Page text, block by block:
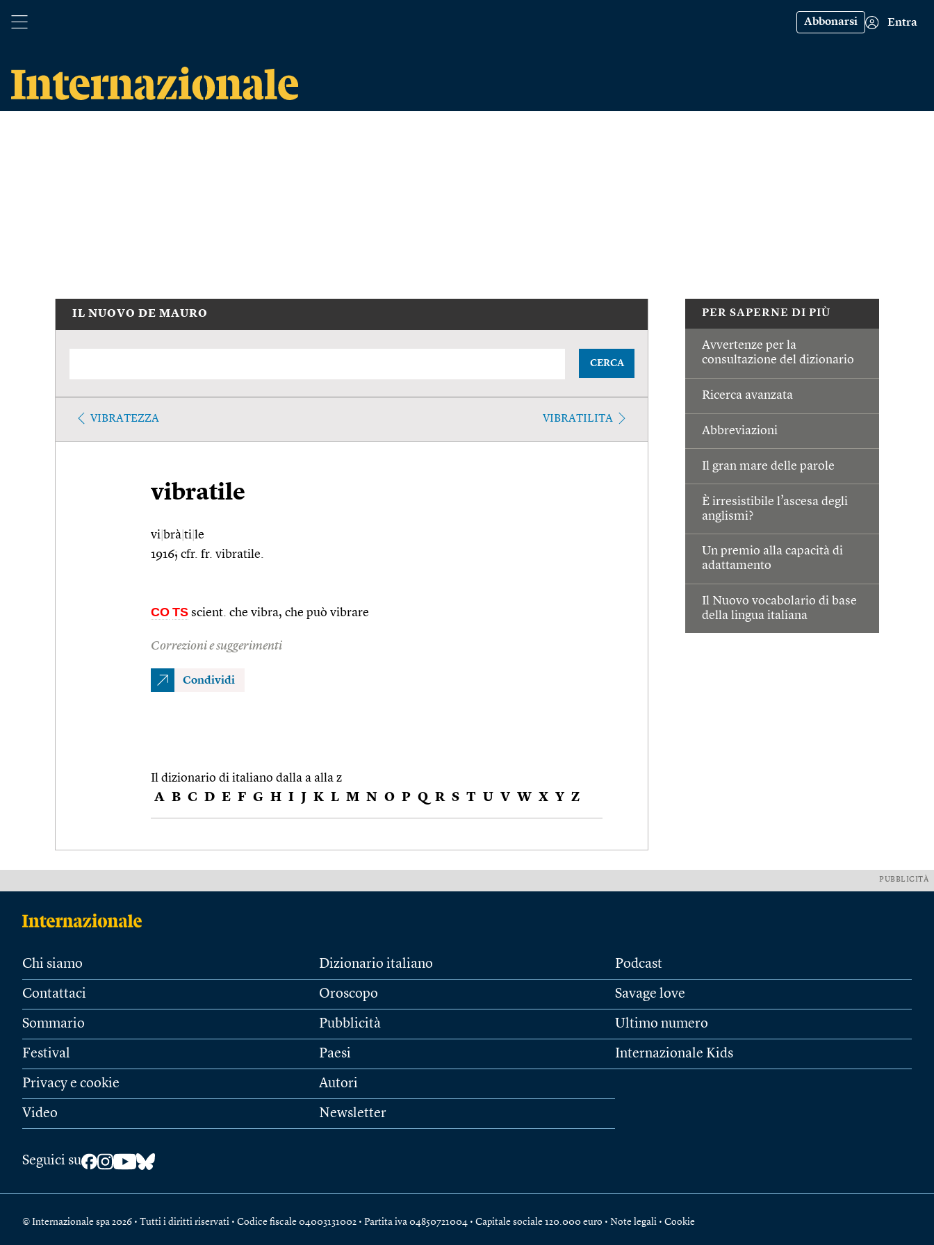
Abbonarsi Entra
PER SAPERNE DI PIÙ
Avvertenze per la
consultazione del dizionario
Ricerca avanzata
Abbreviazioni
Il gran mare delle parole
È irresistibile l’ascesa degli
anglismi?
Un premio alla capacità di
adattamento
Il Nuovo vocabolario di base
della lingua italiana
IL NUOVO DE MAURO
CERCA
VIBRATEZZA VIBRATILITA
vibratile
vi brà ti le
1916; cfr. fr. vibratile.
CO TS scient. che vibra, che può vibrare
Correzioni e suggerimenti
Condividi
Il dizionario di italiano dalla a alla z
A B C D E F G H I J K L M N O P Q R S T U V W X Y Z
PUBBLICITÀ
Chi siamo
Contattaci
Sommario
Festival
Privacy e cookie
Video
Dizionario italiano
Oroscopo
Pubblicità
Paesi
Autori
Newsletter
Podcast
Savage love
Ultimo numero
Internazionale Kids
Seguici su
© Internazionale spa 2026 • Tutti i diritti riservati • Codice fiscale 04003131002 • Partita iva 04850721004 • Capitale sociale 120.000 euro • Note legali • Cookie